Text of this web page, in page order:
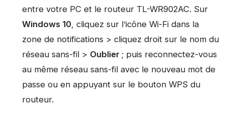
entre votre PC et le routeur TL-WR902AC. Sur
Windows 10, cliquez sur l’icône Wi-Fi dans la
zone de notifications > cliquez droit sur le nom du
réseau sans-fil > Oublier ; puis reconnectez-vous
au même réseau sans-fil avec le nouveau mot de
passe ou en appuyant sur le bouton WPS du
routeur.